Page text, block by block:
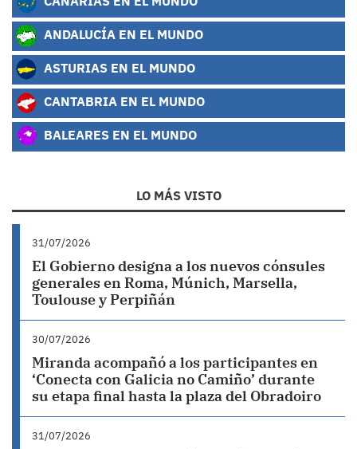
ANDALUCÍA EN EL MUNDO
ASTURIAS EN EL MUNDO
CANTABRIA EN EL MUNDO
BALEARES EN EL MUNDO
LO MÁS VISTO
31/07/2026
El Gobierno designa a los nuevos cónsules
generales en Roma, Múnich, Marsella,
Toulouse y Perpiñán
30/07/2026
Miranda acompañó a los participantes en
‘Conecta con Galicia no Camiño’ durante
su etapa final hasta la plaza del Obradoiro
31/07/2026